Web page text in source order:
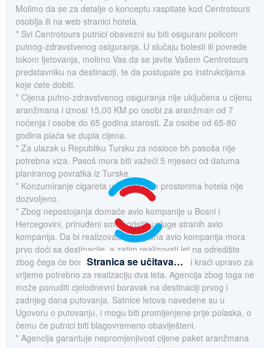
Molimo da se za detalje o konceptu raspitate kod Centrotours
osoblja ili na web stranici hotela.
* Svi Centrotours putnici obavezni su biti osigurani policom
putnog-zdravstvenog osiguranja. U slučaju bolesti ili povrede
tokom ljetovanja, molimo Vas da se javite Vašem Centrotours
predstavniku na destinaciji, te da postupate po instrukcijama
koje ćete dobiti.
* Cijena putno-zdravstvenog osiguranja nije uključena u cijenu
aranžmana i iznosi 15,00 KM po osobi za aranžman od 7
noćenja i osobe do 65 godina starosti. Za osobe od 65-80
godina plaća se dupla cijena.
* Za ulazak u Republiku Tursku za nosioce bh pasoša nije
potrebna viza. Pasoš mora biti važeći 5 mjeseci od datuma
planiranog povratka iz Turske.
* Konzumiranje cigareta u zatvorenim prostorima hotela nije
dozvoljeno.
* Zbog nepostojanja domaće avio kompanije u Bosni i
Hercegovini, prinuđeni smo koristiti usluge stranih avio
kompanija. Da bi realizovala let, strana avio kompanija mora
prvo doći sa destinacije, a zatim realizovati let na odredište
zbog čega će boravak gostiju na destinaciji biti kraći upravo za
vrijeme potrebno za realizaciju dva leta. Agencija zbog toga ne
može ponuditi cjelodnevni boravak na destinaciji prvog i
zadnjeg dana putovanja. Satnice letova navedene su u
Ugovoru o putovanju, i mogu biti promijenjene prije polaska, o
čemu će putnici biti blagovremeno obaviješteni.
* Agencija garantuje nepromjenjivost cijene paket aranžmana
Stranica se učitava…